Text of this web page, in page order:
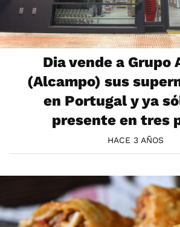
Dia vende a Grupo
(Alcampo) sus
en Portugal y ya
presente en tres
HACE 3 AÑOS